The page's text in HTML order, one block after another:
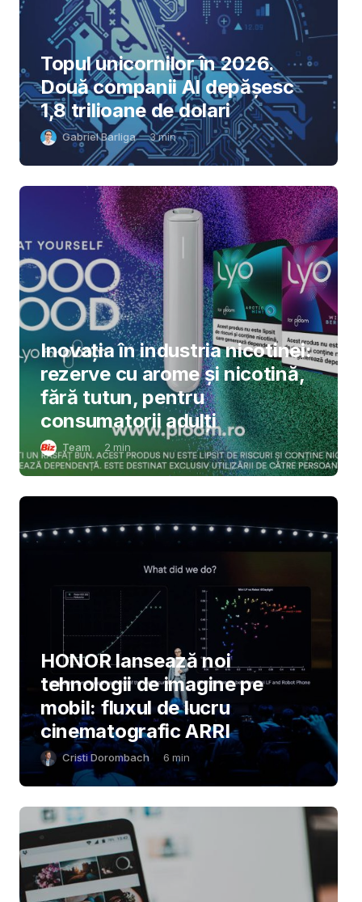
Topul unicornilor în 2026.
Două companii AI depășesc
1,8 trilioane de dolari
Gabriel Barliga 3min
Inovația în industria nicotinei:
rezerve cu arome și nicotină,
fără tutun, pentru
consumatorii adulți
Team 2 min
HONOR lansează noi
tehnologii de imagine pe
mobil: fluxul de lucru
cinematografic ARRI
Cristi Dorombach 6 min